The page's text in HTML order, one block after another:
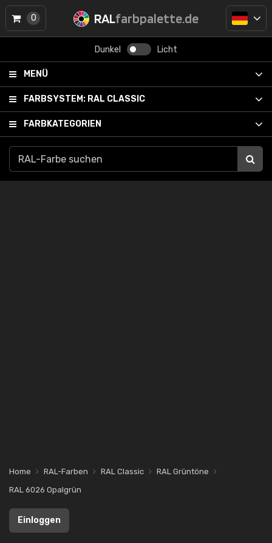
RALfarbpalette.de
Dunkel Licht
MENÜ
FARBSYSTEM: RAL CLASSIC
FARBKATEGORIEN
0
Home RAL-Farben RAL Classic
RAL Grüntöne
RAL 6026 Opalgrün
Einloggen